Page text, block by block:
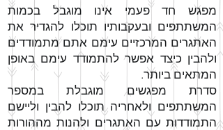
מפגש חד פעמי אינו מוגבל בכמות
המשתתפים ובעקבותיו תוכלו להגדיר את
האתגרים המרכזיים עימם אתם מתמודדים
ולהבין כיצד אפשר להתמודד עימם באופן
המתאים ביותר.
סדרת מפגשים מוגבלת במספר
המשתתפים ולאחריה תוכלו להבין וליישם
התמודדות עם האתגרים ולהנות מההורות